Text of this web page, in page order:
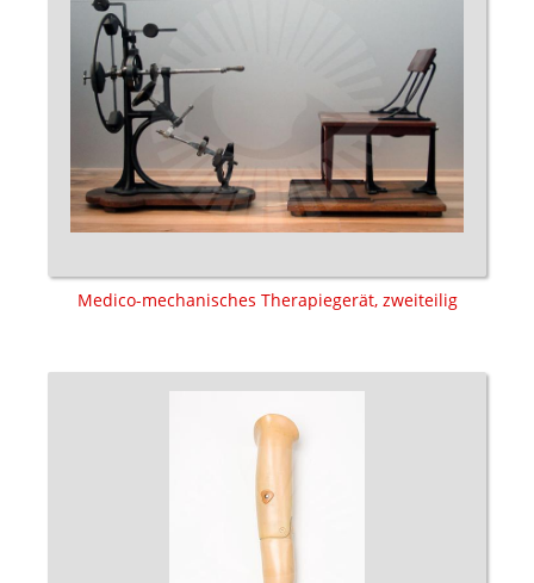
Medico-mechanisches Therapiegerät, zweiteilig